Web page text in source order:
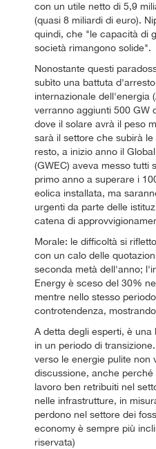
con un utile netto di 5,9
(quasi 8 miliardi di euro).
quindi, che "le capacità di
società rimangono solide".
Nonostante questi
subìto una battuta
internazionale dell'energia
verranno aggiunti 500 GW
dove il solare avrà il peso
sarà il settore che subirà
resto, a inizio anno il
(GWEC) aveva messo tutti
primo anno a superare i
eolica installata, ma
urgenti da parte delle
catena di
Morale: le difficoltà si
con un calo delle
seconda metà dell'anno;
Energy è sceso del 30%
mentre nello stesso
controtendenza,
A detta degli esperti, è
in un periodo di
verso le energie pulite non
discussione, anche
lavoro ben retribuiti nel
nelle infrastrutture, in
perdono nel settore dei
economy è sempre più
riservata)